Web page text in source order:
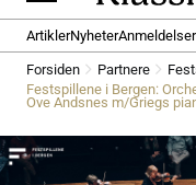
ArtiklerNyheterAnmeldelser
Forsiden Partnere
Festspillene i Bergen:
Ove Andsnes m/Griegs